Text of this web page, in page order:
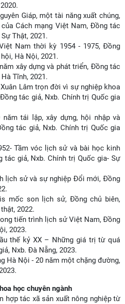
Giáp, một tài năng xuất chúng,
Cách mạng Việt Nam, Đồng tác
Thật, 2021.
Nam thời kỳ 1954 - 1975, Đồng
Hà Nội, 2021.
xây dựng và phát triển, Đồng tác
Tĩnh, 2021.
Lâm trọn đời vì sự nghiệp khoa
tác giả, Nxb. Chính trị Quốc gia
tái lập, xây dựng, hội nhập và
tác giả, Nxb. Chính trị Quốc gia
Tầm vóc lịch sử và bài học kinh
tác giả, Nxb. Chính trị Quốc gia- Sự
lịch sử và sự nghiệp Đổi mới, Đồng
mốc son lịch sử, Đồng chủ biên,
2022.
tiến trình lịch sử Việt Nam, Đồng
2023.
thế kỷ XX – Những giá trị từ quá
Nxb. Đà Nẵng, 2023.
Hà Nội - 20 năm một chặng đường,
học chuyên ngành
hợp tác xã sản xuất nông nghiệp từ